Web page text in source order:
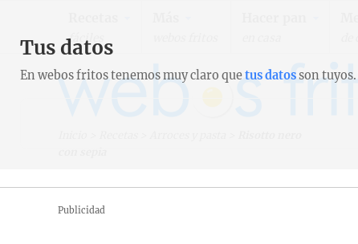
fáciles
Publicidad
Tus datos
En webos fritos tenemos muy claro quetus datosson tuyos.